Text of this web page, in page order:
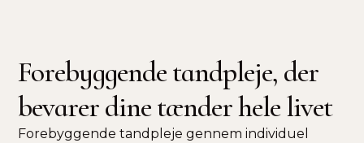
Forebyggende tandpleje, der
bevarer dine tænder hele livet
Forebyggende tandpleje gennem individuel